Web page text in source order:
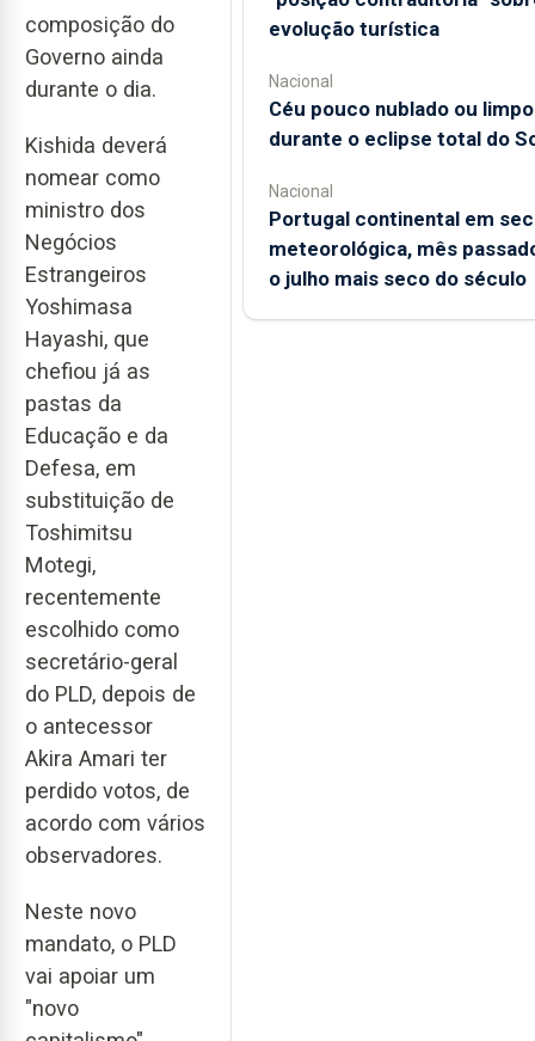
composição do
Governo ainda
durante o dia.
Kishida deverá
nomear como
ministro dos
Negócios
Estrangeiros
Yoshimasa
Hayashi, que
chefiou já as
pastas da
Educação e da
Defesa, em
substituição de
Toshimitsu
Motegi,
recentemente
escolhido como
secretário-geral
do PLD, depois de
o antecessor
Akira Amari ter
perdido votos, de
acordo com vários
observadores.
Neste novo
mandato, o PLD
vai apoiar um
"novo
evolução turística
Nacional
Céu pouco nublado ou limpo
durante o eclipse total do
Nacional
Portugal continental em
meteorológica, mês
o julho mais seco do século